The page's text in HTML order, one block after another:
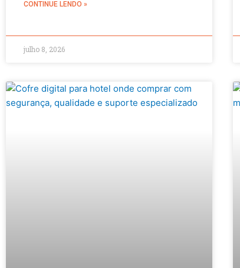
CONTINUE LENDO »
julho 8, 2026